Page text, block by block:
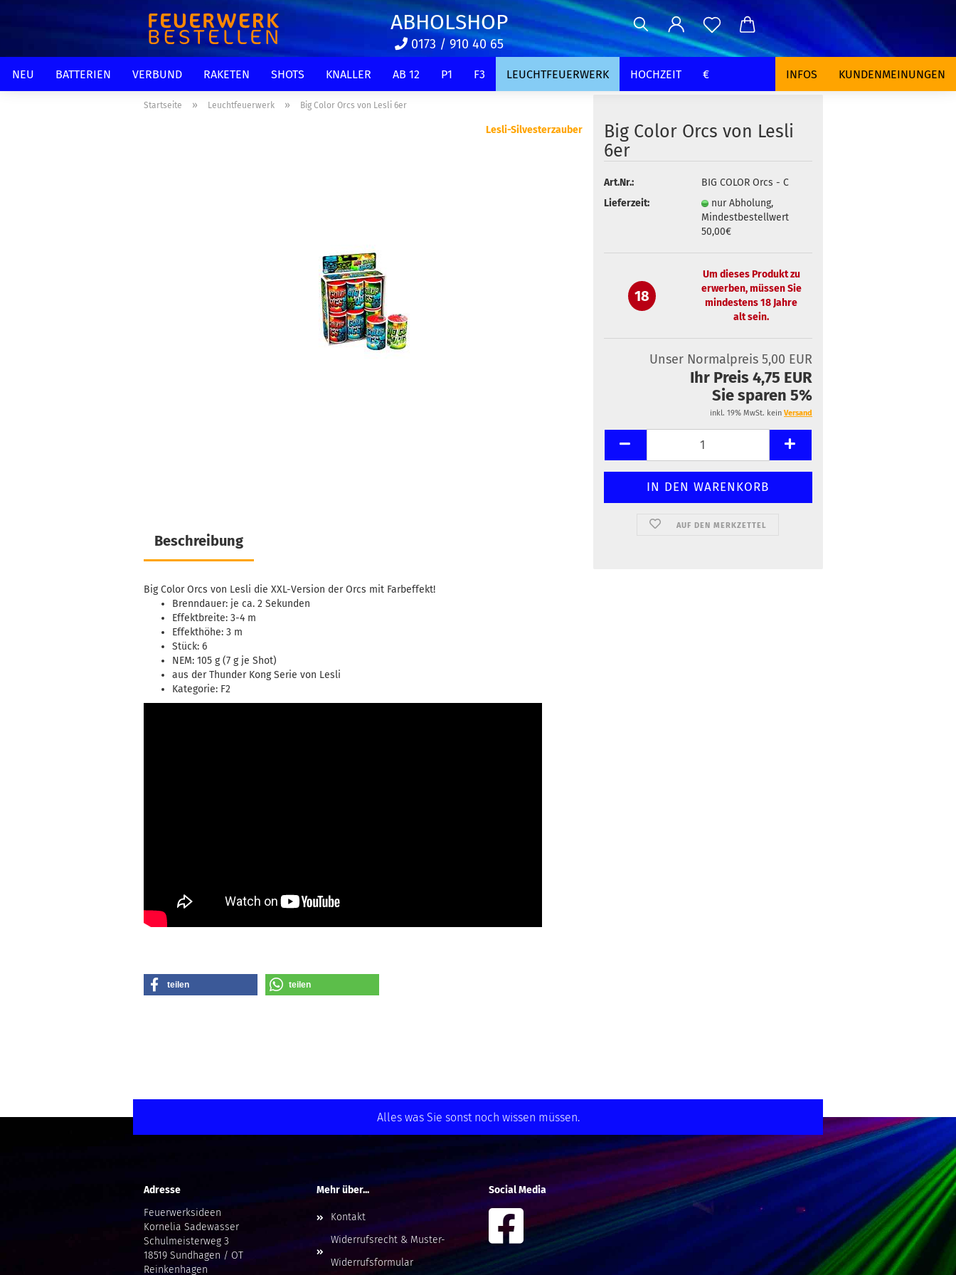
ABHOLSHOP
0173 / 910 40 65
NEU BATTERIEN VERBUND RAKETEN SHOTS KNALLER AB 12 P1 F3 LEUCHTFEUERWERK HOCHZEIT € INFOS KUNDENMEINUNGEN
Startseite » Leuchtfeuerwerk » Big Color Orcs von Lesli 6er
Lesli-Silvesterzauber
Big Color Orcs von Lesli
6er
Art.Nr.:
BIG COLOR Orcs - C
Lieferzeit:
nur Abholung,
Mindestbestellwert
50,00€
18
Um dieses Produkt zu
erwerben, müssen Sie
mindestens 18 Jahre
alt sein.
Unser Normalpreis 5,00 EUR
Ihr Preis 4,75 EUR
Sie sparen 5%
inkl. 19% MwSt. kein Versand
AUF DEN MERKZETTEL
Beschreibung
Big Color Orcs von Lesli die XXL-Version der Orcs mit Farbeffekt!
Brenndauer: je ca. 2 Sekunden
Effektbreite: 3-4 m
Effekthöhe: 3 m
Stück: 6
NEM: 105 g (7 g je Shot)
aus der Thunder Kong Serie von Lesli
Kategorie: F2
teilen teilen
Alles was Sie sonst noch wissen müssen.
Adresse
Feuerwerksideen
Kornelia Sadewasser
Schulmeisterweg 3
18519 Sundhagen / OT
Reinkenhagen
Mehr über...
Kontakt
Widerrufsrecht & Muster-
Widerrufsformular
Social Media